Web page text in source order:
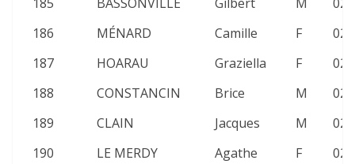
186
MÉNARD Camille F
187
HOARAU Graziella F
188
CONSTANCIN Brice M
189
CLAIN Jacques M
190
LE MERDY Agathe F